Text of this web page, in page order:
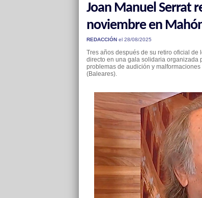
Joan Manuel Serrat
noviembre en
REDACCIÓNel 28/08/2025
Tres años después de su retiro oficial de
directo en una gala solidaria organizada
problemas de audición y
(Baleares).